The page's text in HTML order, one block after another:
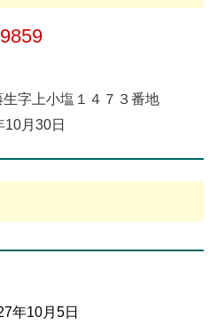
字上小塩１４７３番地
月30日
年10月5日